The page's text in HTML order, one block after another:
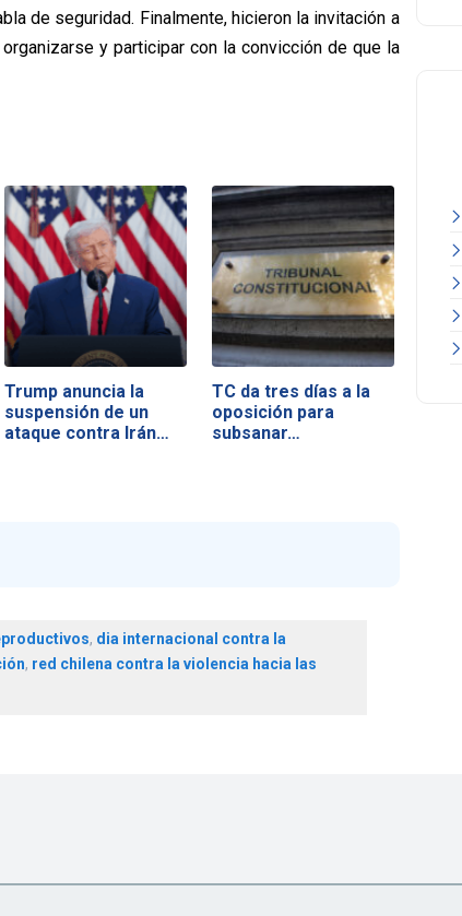
de seguridad. Finalmente, hicieron la invitación a
y participar con la convicción de que la
Trump anuncia la
suspensión de un
ataque contra Irán…
TC da tres días a la
oposición para
subsanar…
, dia internacional contra la
, red chilena contra la violencia hacia las